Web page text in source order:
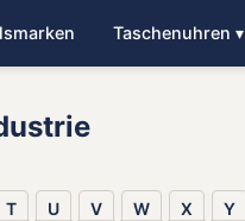
Taschenuhren ▾
T U V W X Y